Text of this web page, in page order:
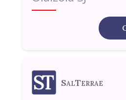
SalTerrae